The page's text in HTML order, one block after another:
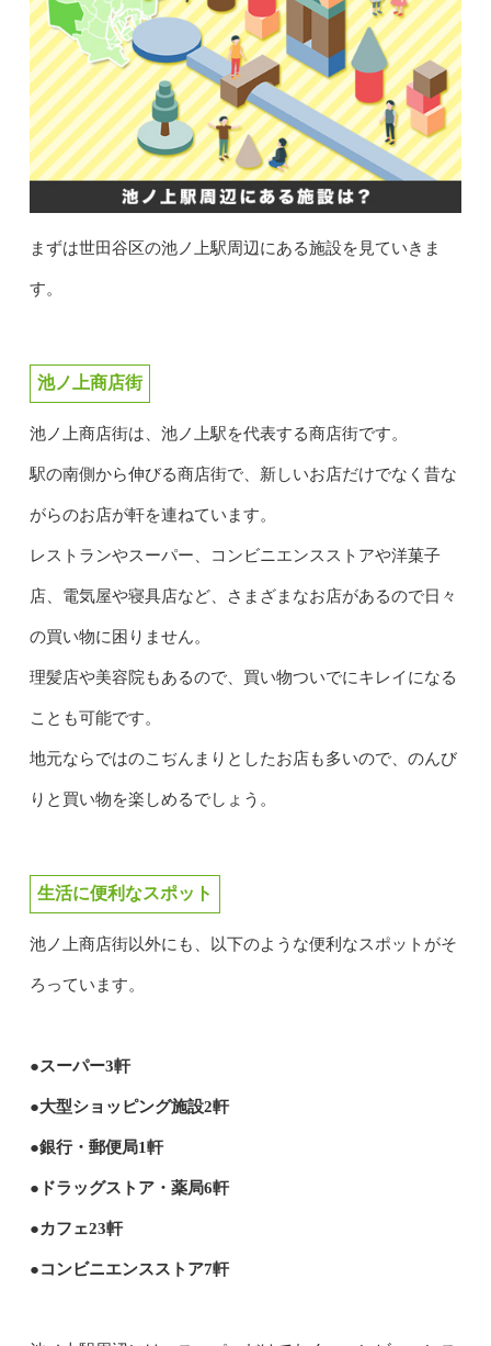
まずは世田谷区の池ノ上駅周辺にある施設を見ていきま
す。
池ノ上商店街
池ノ上商店街は、池ノ上駅を代表する商店街です。
駅の南側から伸びる商店街で、新しいお店だけでなく昔な
がらのお店が軒を連ねています。
レストランやスーパー、コンビニエンスストアや洋菓子
店、電気屋や寝具店など、さまざまなお店があるので日々
の買い物に困りません。
理髪店や美容院もあるので、買い物ついでにキレイになる
ことも可能です。
地元ならではのこぢんまりとしたお店も多いので、のんび
りと買い物を楽しめるでしょう。
生活に便利なスポット
池ノ上商店街以外にも、以下のような便利なスポットがそ
ろっています。
●スーパー3軒
●大型ショッピング施設2軒
●銀行・郵便局1軒
●ドラッグストア・薬局6軒
●カフェ23軒
●コンビニエンスストア7軒